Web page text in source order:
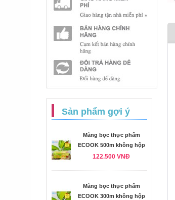
Sản phẩm gợi ý
Màng bọc thực phẩm
ECOOK 500m không hộp
122.500 VNĐ
Màng bọc thực phẩm
ECOOK 300m không hộp